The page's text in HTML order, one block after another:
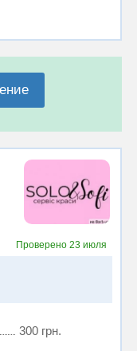
Проверено 23 июля
300 грн.